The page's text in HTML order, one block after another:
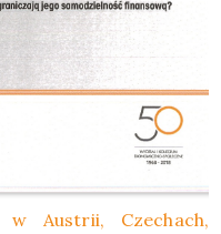
w Austrii, Czechach,